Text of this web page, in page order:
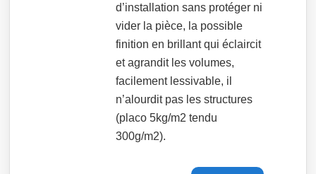
d’installation sans protéger ni
vider la pièce, la possible
finition en brillant qui éclaircit
et agrandit les volumes,
facilement lessivable, il
n’alourdit pas les structures
(placo 5kg/m2 tendu
300g/m2).